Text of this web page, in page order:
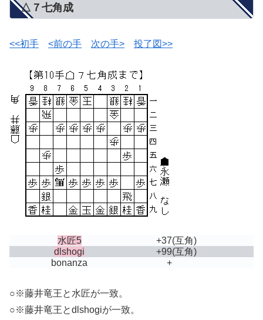
△７七角成
<<初手 <前の手 次の手> 投了図>>
水匠5 +37(互角)
dlshogi
+99(互角)
bonanza
+
○※藤井竜王と水匠が一致。
○※藤井竜王とdlshogiが一致。